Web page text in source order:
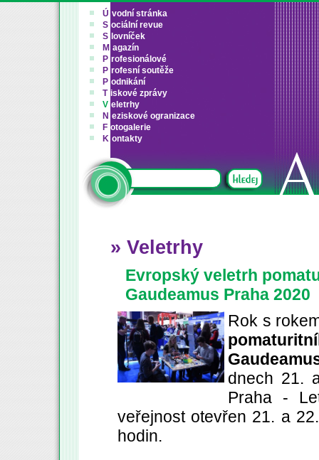
Ú vodní stránka
S ociální revue
S lovníček
M agazín
P rofesionálové
P rofesní soutěže
P odnikání
T iskové zprávy
V eletrhy
N eziskové ogranizace
F otogalerie
K ontakty
» Veletrhy
Evropský veletrh
Gaudeamus Praha 2020
Rok s
dnech 21.
Praha -
veřejnost otevřen 21. a
hodin.